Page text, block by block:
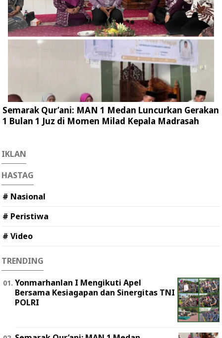
Semarak Qur’ani: MAN 1 Medan Luncurkan Gerakan
1 Bulan 1 Juz di Momen Milad Kepala Madrasah
IKLAN
HASTAG
# Nasional
# Peristiwa
# Video
TRENDING
Yonmarhanlan I Mengikuti Apel
Bersama Kesiagapan dan Sinergitas TNI
POLRI